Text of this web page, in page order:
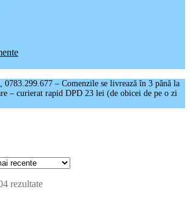
0783.299.677 – Comenzile se livrează în 3 până la
– curierat rapid DPD 23 lei (de obicei de pe o zi
rezultateSortat